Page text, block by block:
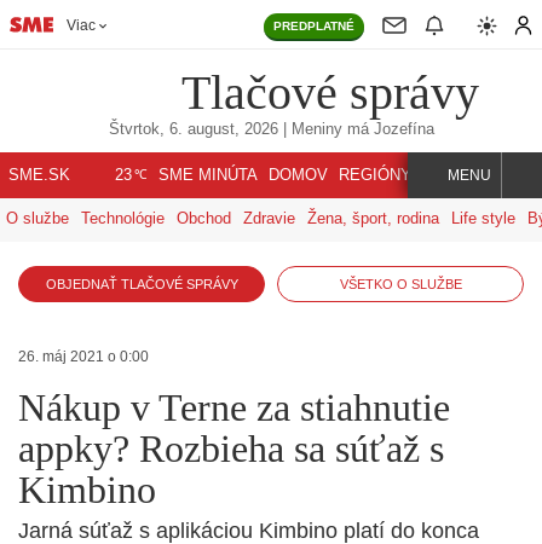
Viac PREDPLATNÉ
Tlačové správy
Štvrtok, 6. august, 2026| Meniny má Jozefína
SME.SK 23℃ SME MINÚTA DOMOV REGIÓNY INDEX SVET
MENU
O službe Technológie Obchod Zdravie Žena, šport, rodina Life style
OBJEDNAŤ TLAČOVÉ SPRÁVY VŠETKO O SLUŽBE
26. máj 2021 o 0:00
Nákup v Terne za stiahnutie
appky? Rozbieha sa súťaž s
Kimbino
Jarná súťaž s aplikáciou Kimbino platí do konca